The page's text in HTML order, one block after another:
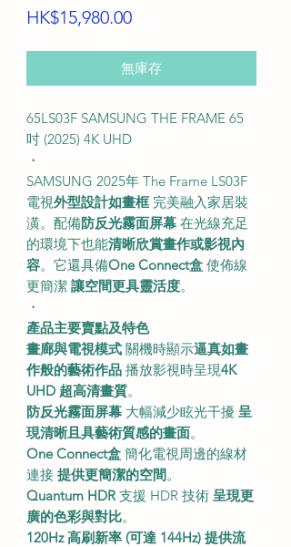
HK$15,980.00價
無庫存
65LS03F SAMSUNG THE FRAME 65
吋 (2025) 4K UHD
・
SAMSUNG 2025年 The Frame LS03F
電視外型設計如畫框完美融入家居裝
潢。配備防反光霧面屏幕 在光線充足
的環境下也能清晰欣賞畫作或影視內
容。它還具備One Connect盒 使佈線
更簡潔 讓空間更具靈活度。
・
產品主要賣點及特色
畫廊與電視模式 關機時顯示逼真如畫
作般的藝術作品 播放影視時呈現4K
UHD 超高清畫質。
防反光霧面屏幕 大幅減少眩光干擾 呈
現清晰且具藝術質感的畫面。
One Connect盒 簡化電視周邊的線材
連接 提供更簡潔的空間。
Quantum HDR 支援 HDR 技術 呈現更
廣的色彩與對比。
120Hz 高刷新率 (可達 144Hz) 提供流